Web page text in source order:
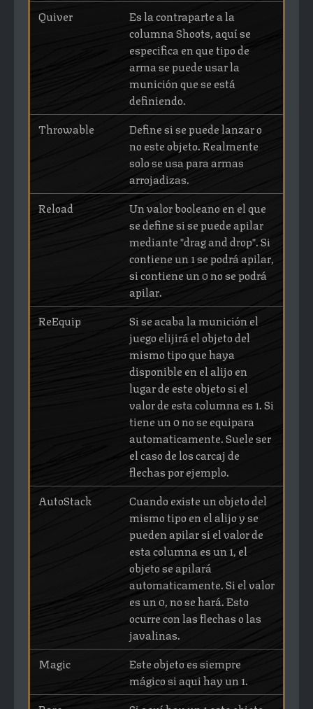
Quiver
Es la contraparte a la
columna Shoots, aquí se
especifica en que tipo de
arma se puede usar la
munición que se está
definiendo.
Throwable
Define si se puede lanzar o
no este objeto. Realmente
solo se usa para armas
arrojadizas.
Reload
Un valor booleano en el que
se define si se puede apilar
mediante "drag and drop". Si
contiene un 1 se podrá apilar,
si contiene un 0 no se podrá
apilar.
ReEquip
Si se acaba la munición el
juego elijirá el objeto del
mismo tipo que haya
disponible en el alijo en
lugar de este objeto si el
valor de esta columna es 1. Si
tiene un 0 no se equipara
automaticamente. Suele ser
el caso de los carcaj de
flechas por ejemplo.
AutoStack
Cuando existe un objeto del
mismo tipo en el alijo y se
pueden apilar si el valor de
esta columna es un 1, el
objeto se apilará
automaticamente. Si el valor
es un 0, no se hará. Esto
ocurre con las flechas o las
javalinas.
Magic
Este objeto es siempre
mágico si aqui hay un 1.